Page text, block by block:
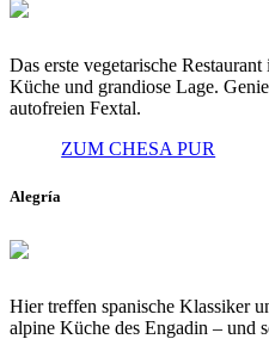
Das erste vegetarische
Küche und grandiose Lage.
autofreien Fextal.
ZUM CHESA PUR
Alegría
Hier treffen spanische Klassiker
alpine Küche des Engadin – und